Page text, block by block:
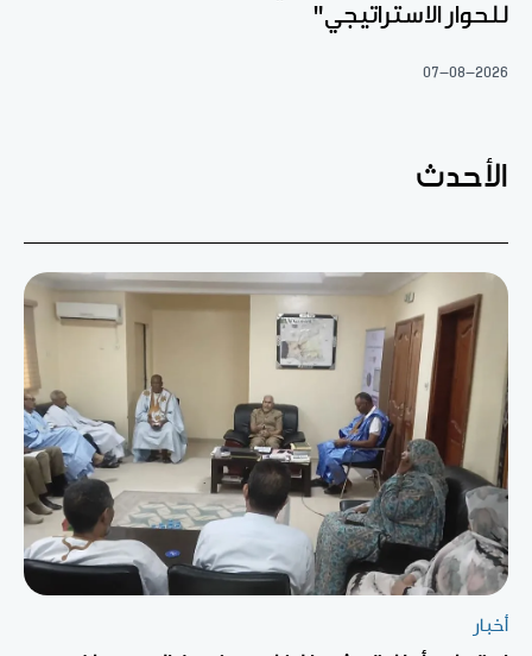
للحوار الاستراتيجي"
07-08-2026
الأحدث
أخبار